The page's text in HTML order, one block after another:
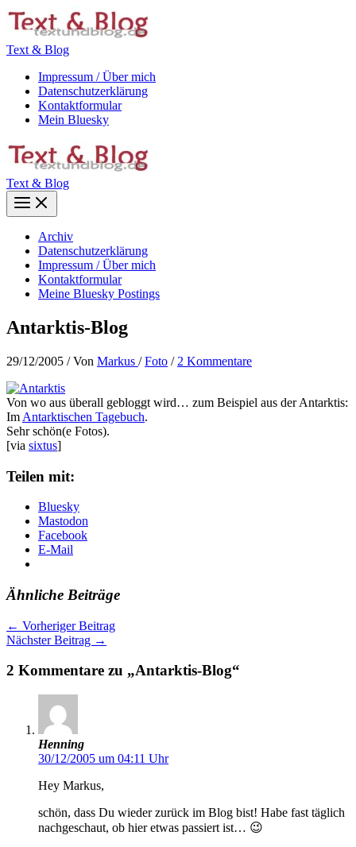
Zum
Inhalt
Text & Blog
Impressum / Über mich
Datenschutzerklärung
Kontaktformular
Mein Bluesky
Text & Blog
Main
Menu
Archiv
Datenschutzerklärung
Impressum / Über mich
Kontaktformular
Meine Bluesky Postings
Antarktis-Blog
29/12/2005 / Von Markus /Foto / 2 Kommentare
Von wo aus überall gebloggt wird… zum Beispiel aus der Antarktis:
Im Antarktischen Tagebuch.
Sehr schön(e Fotos).
[via sixtus]
Teilen mit:
Bluesky
Mastodon
Facebook
E-Mail
Ähnliche Beiträge
← Vorheriger Beitrag
Nächster Beitrag →
2 Kommentare zu „Antarktis-Blog“
Henning
30/12/2005 um 04:11 Uhr
Hey Markus,
schön, dass Du wieder zurück im Blog bist! Habe fast täglich
nachgeschaut, ob hier etwas passiert ist… 😉